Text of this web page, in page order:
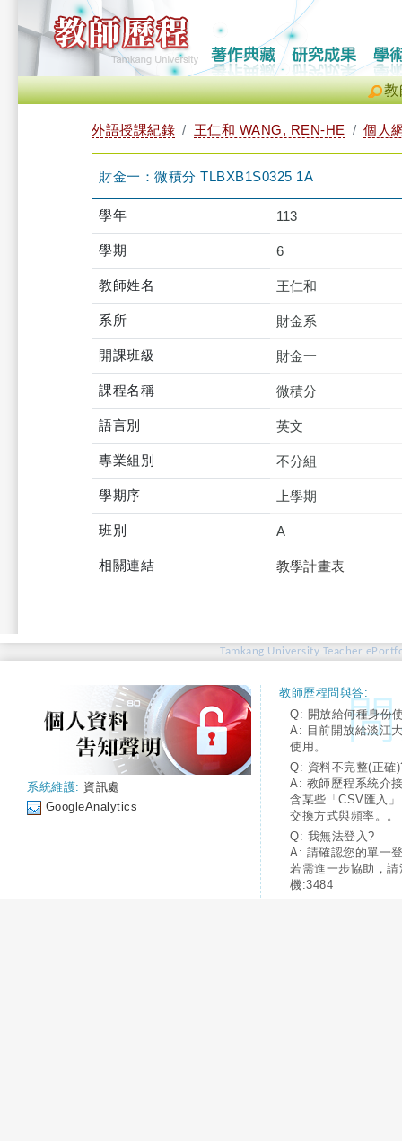
教
外語授課紀錄 王仁和 WANG, REN-HE 個人
財金一：微積分 TLBXB1S0325 1A
學年 113
學期 6
教師姓名 王仁和
系所 財金系
開課班級 財金一
課程名稱 微積分
語言別 英文
專業組別 不分組
學期序 上學期
班別 A
相關連結 教學計畫表
Tamkang University Teacher
系統維護: 資訊處
GoogleAnalytics
教師歷程問與答:
Q: 開放給何種身份
A: 目前開放給淡江
使用。
Q: 資料不完整(正確
A: 教師歷程系統介
含某些「CSV匯入
交換方式與頻率。。
Q: 我無法登入?
A: 請確認您的單一
若需進一步協助，
機:3484